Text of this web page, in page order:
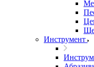
Инструмент